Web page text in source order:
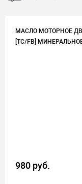
МАСЛО МОТОРНОЕ
[TC/FB]
980 руб.